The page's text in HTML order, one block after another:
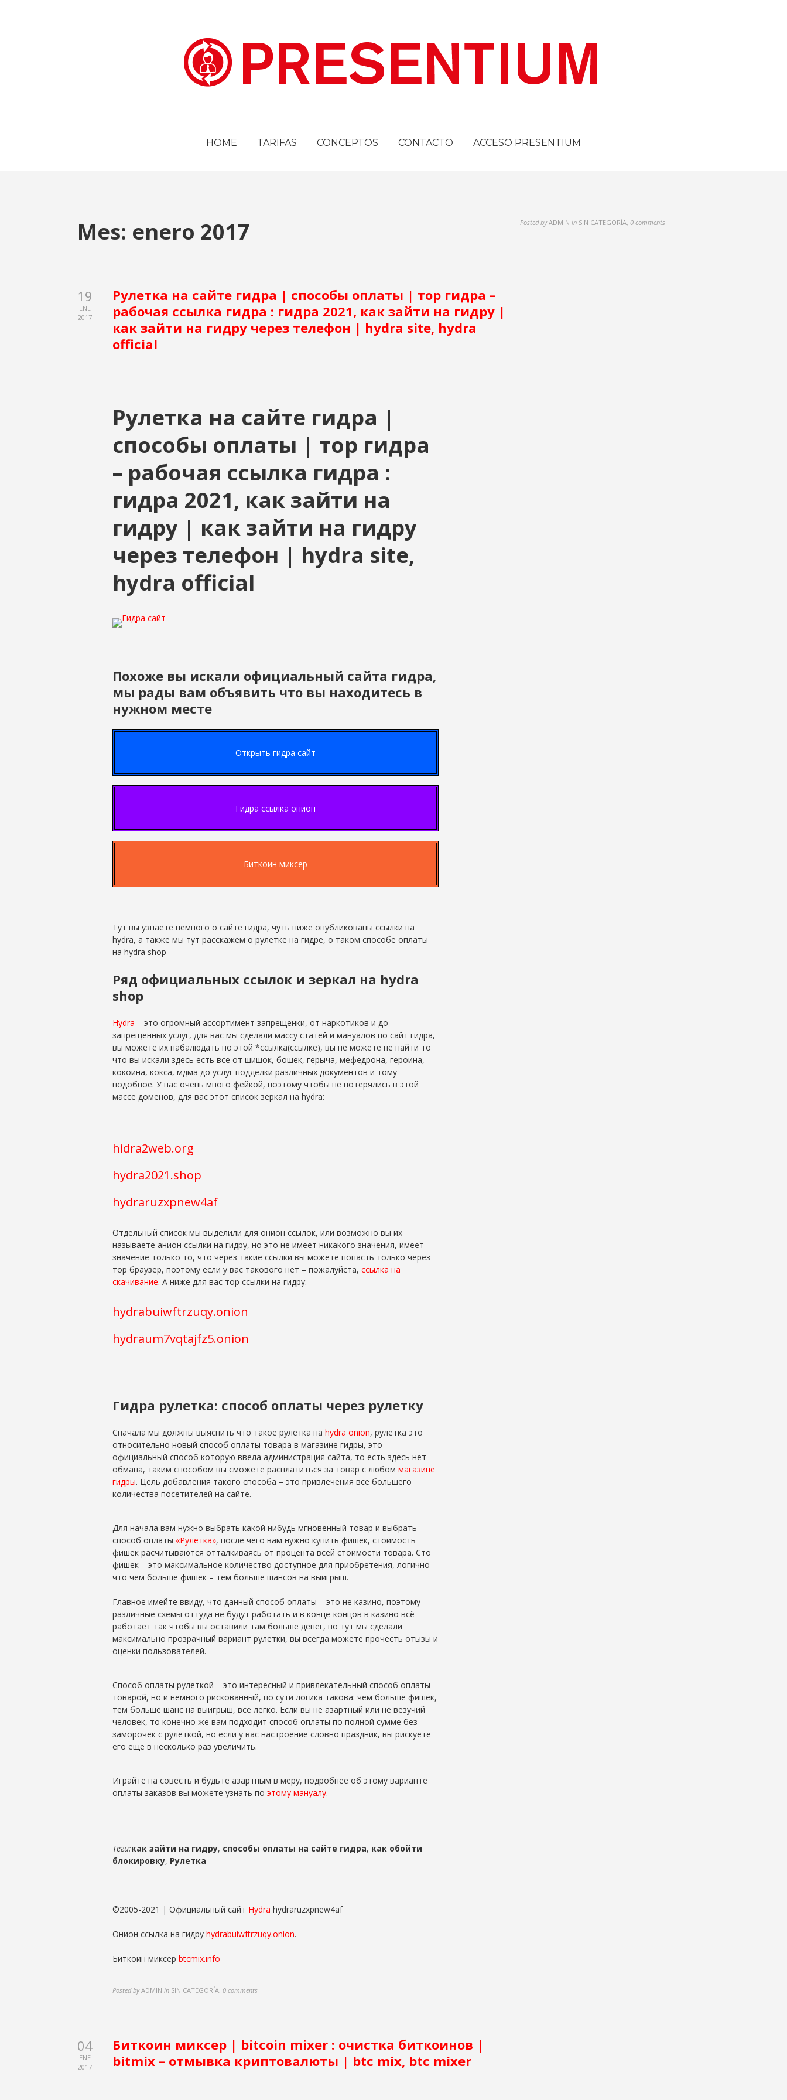
HOME TARIFAS CONCEPTOS CONTACTO ACCESO PRESENTIUM
Mes: enero 2017
19
ENE
2017
Рулетка на сайте гидра | способы оплаты | тор гидра –
рабочая ссылка гидра : гидра 2021, как зайти на гидру |
как зайти на гидру через телефон | hydra site, hydra
official
Рулетка на сайте гидра |
способы оплаты | тор гидра
– рабочая ссылка гидра :
гидра 2021, как зайти на
гидру | как зайти на гидру
через телефон | hydra site,
hydra official
Похоже вы искали официальный сайта гидра,
мы рады вам объявить что вы находитесь в
нужном месте
Открыть гидра сайт
Гидра ссылка онион
Биткоин миксер
Тут вы узнаете немного о сайте гидра, чуть ниже опубликованы ссылки на
hydra, а также мы тут расскажем о рулетке на гидре, о таком способе оплаты
на hydra shop
Ряд официальных ссылок и зеркал на hydra
shop
Hydra – это огромный ассортимент запрещенки, от наркотиков и до
запрещенных услуг, для вас мы сделали массу статей и мануалов по сайт гидра,
вы можете их набалюдать по этой *ссылка(ссылке), вы не можете не найти то
что вы искали здесь есть все от шишок, бошек, герыча, мефедрона, героина,
кокоина, кокса, мдма до услуг подделки различных документов и тому
подобное. У нас очень много фейкой, поэтому чтобы не потерялись в этой
массе доменов, для вас этот список зеркал на hydra:
hidra2web.org
hydra2021.shop
hydraruzxpnew4af
Отдельный список мы выделили для онион ссылок, или возможно вы их
называете анион ссылки на гидру, но это не имеет никакого значения, имеет
значение только то, что через такие ссылки вы можете попасть только через
тор браузер, поэтому если у вас такового нет – пожалуйста, ссылка на
скачивание. А ниже для вас тор ссылки на гидру:
hydrabuiwftrzuqy.onion
hydraum7vqtajfz5.onion
Гидра рулетка: способ оплаты через рулетку
Сначала мы должны выяснить что такое рулетка на hydra onion, рулетка это
относительно новый способ оплаты товара в магазине гидры, это
официальный способ которую ввела администрация сайта, то есть здесь нет
обмана, таким способом вы сможете расплатиться за товар с любом магазине
гидры. Цель добавления такого способа – это привлечения всё большего
количества посетителей на сайте.
Для начала вам нужно выбрать какой нибудь мгновенный товар и выбрать
способ оплаты «Рулетка», после чего вам нужно купить фишек, стоимость
фишек расчитываются отталкиваясь от процента всей стоимости товара. Сто
фишек – это максимальное количество доступное для приобретения, логично
что чем больше фишек – тем больше шансов на выигрыш.
Главное имейте ввиду, что данный способ оплаты – это не казино, поэтому
различные схемы оттуда не будут работать и в конце-концов в казино всё
работает так чтобы вы оставили там больше денег, но тут мы сделали
максимально прозрачный вариант рулетки, вы всегда можете прочесть отызы и
оценки пользователей.
Способ оплаты рулеткой – это интересный и привлекательный способ оплаты
товарой, но и немного рискованный, по сути логика такова: чем больше фишек,
тем больше шанс на выигрыш, всё легко. Если вы не азартный или не везучий
человек, то конечно же вам подходит способ оплаты по полной сумме без
заморочек с рулеткой, но если у вас настроение словно праздник, вы рискуете
его ещё в несколько раз увеличить.
Играйте на совесть и будьте азартным в меру, подробнее об этому варианте
оплаты заказов вы можете узнать по этому мануалу.
Теги:как зайти на гидру, способы оплаты на сайте гидра, как обойти
блокировку, Рулетка
©2005-2021 | Официальный сайт Hydra hydraruzxpnew4af
Онион ссылка на гидру hydrabuiwftrzuqy.onion.
Биткоин миксер btcmix.info
Posted by ADMIN in SIN CATEGORÍA, 0 comments
04
ENE
2017
Биткоин миксер | bitcoin mixer : очистка биткоинов |
bitmix – отмывка криптовалюты | btc mix, btc mixer
Posted by ADMIN in SIN CATEGORÍA, 0 comments